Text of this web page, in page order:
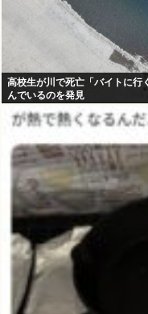
高校生が川で死亡「バイトに行
んでいるのを発見